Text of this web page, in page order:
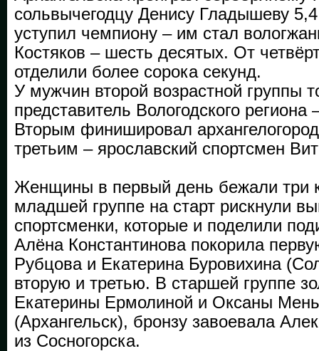
сольвычегодцу Денису Гладышеву
уступил чемпиону – им стал
Костяков – шесть десятых. От
отделили более сорока секунд.
У мужчин второй возрастной группы
представитель Вологодского
Вторым финишировал
третьим – ярославский спорт­смен
Женщины в первый день бежали три
младшей группе на старт рискнули
спортсменки, которые и поделили
Алёна Константинова покорила
Рубцова и Екатерина Буровихина
вторую и третью. В старшей группе
Екатерины Ермолиной и Оксаны
(Архангельск), бронзу завоевала
из Сосногорска.